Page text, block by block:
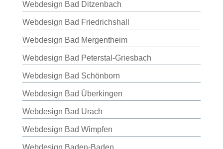
Webdesign Bad Ditzenbach
Webdesign Bad Friedrichshall
Webdesign Bad Mergentheim
Webdesign Bad Peterstal-Griesbach
Webdesign Bad Schönborn
Webdesign Bad Überkingen
Webdesign Bad Urach
Webdesign Bad Wimpfen
Webdesign Baden-Baden